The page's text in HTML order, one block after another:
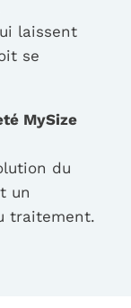
laissent
se
MySize
du
un
traitement.